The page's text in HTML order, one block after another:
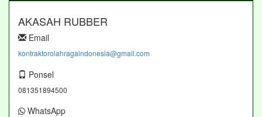
AKASAH RUBBER
Email
kontraktorolahragaindonesia@gmail.com
Ponsel
081351894500
WhatsApp